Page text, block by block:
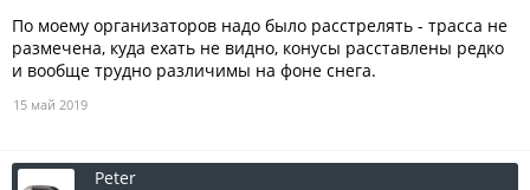
По моему организаторов надо было расстрелять - трасса не
размечена, куда ехать не видно, конусы расставлены редко
и вообще трудно различимы на фоне снега.
15 май 2019
Peter